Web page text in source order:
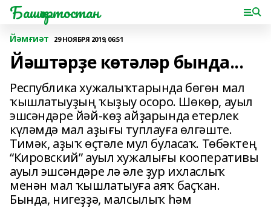
Башҡортостан
Йәмғиәт 29 НОЯБРЯ 2019, 06:51
Йәштәрҙе көтәләр бында...
Республика хужалыҡтарында бөгөн мал
ҡышлатыуҙың ҡыҙыу осоро. Шөкөр, ауыл
эшсәндәре йәй-көҙ айҙарында етерлек
күләмдә мал аҙығы туплауға өлгәште.
Тимәк, аҙыҡ өҫтәле мул буласаҡ. Төбәктең
“Кировский” ауыл хужалығы кооперативы
ауыл эшсәндәре лә әле ҙур ихласлыҡ
менән мал ҡышлатыуға аяҡ баҫҡан.
Бында, нигеҙҙә, малсылыҡ һәм